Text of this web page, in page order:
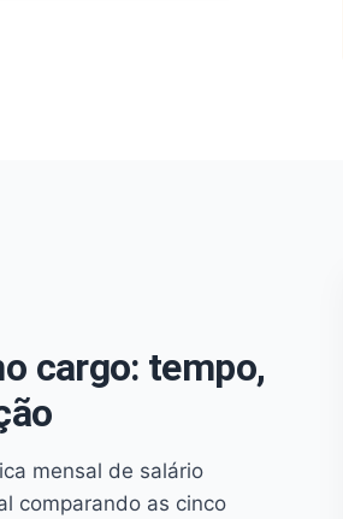
cargo: tempo,
mensal de salário
comparando as cinco